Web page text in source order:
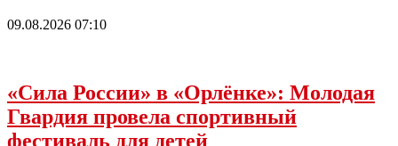
09.08.2026 07:10
«Сила России» в «Орлёнке»: Молодая
Гвардия провела спортивный
фестиваль для детей